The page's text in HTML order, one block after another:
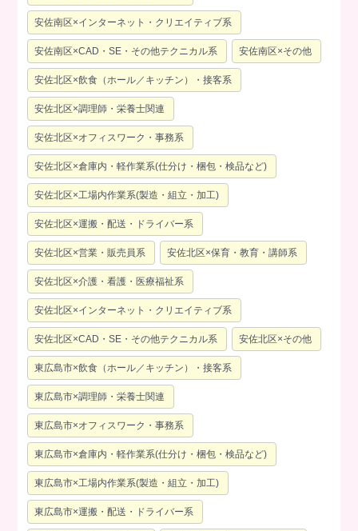
安佐南区×インターネット・クリエイティブ系
安佐南区×CAD・SE・その他テクニカル系 安佐南区×その他
安佐北区×飲食（ホール／キッチン）・接客系
安佐北区×調理師・栄養士関連
安佐北区×オフィスワーク・事務系
安佐北区×倉庫内・軽作業系(仕分け・梱包・検品など)
安佐北区×工場内作業系(製造・組立・加工)
安佐北区×運搬・配送・ドライバー系
安佐北区×営業・販売員系 安佐北区×保育・教育・講師系
安佐北区×介護・看護・医療福祉系
安佐北区×インターネット・クリエイティブ系
安佐北区×CAD・SE・その他テクニカル系 安佐北区×その他
東広島市×飲食（ホール／キッチン）・接客系
東広島市×調理師・栄養士関連
東広島市×オフィスワーク・事務系
東広島市×倉庫内・軽作業系(仕分け・梱包・検品など)
東広島市×工場内作業系(製造・組立・加工)
東広島市×運搬・配送・ドライバー系